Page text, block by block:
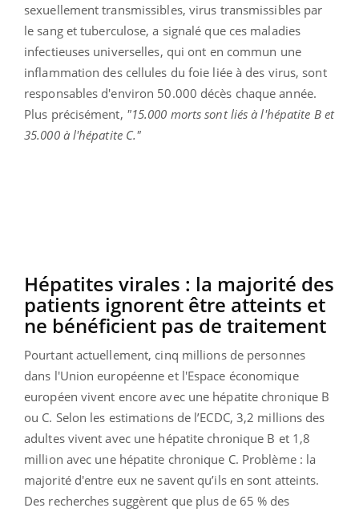
sexuellement transmissibles, virus transmissibles par
le sang et tuberculose, a signalé que ces maladies
infectieuses universelles, qui ont en commun une
inflammation des cellules du foie liée à des virus, sont
responsables d'environ 50.000 décès chaque année.
Plus précisément, "15.000 morts sont liés à l'hépatite B et
35.000 à l'hépatite C."
Hépatites virales : la majorité des
patients ignorent être atteints et
ne bénéficient pas de traitement
Pourtant actuellement, cinq millions de personnes
dans l'Union européenne et l'Espace économique
européen vivent encore avec une hépatite chronique B
ou C. Selon les estimations de l’ECDC, 3,2 millions des
adultes vivent avec une hépatite chronique B et 1,8
million avec une hépatite chronique C. Problème : la
majorité d'entre eux ne savent qu’ils en sont atteints.
Des recherches suggèrent que plus de 65 % des